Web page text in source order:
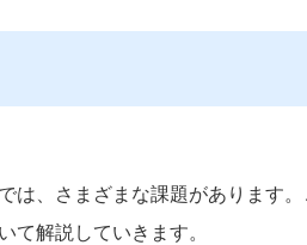
は、さまざまな課題があります
て解説していきます。